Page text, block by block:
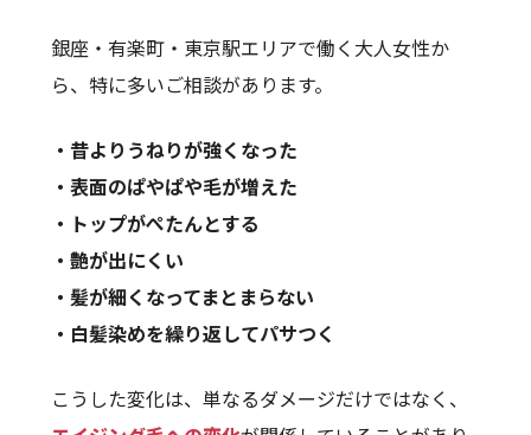
銀座・有楽町・東京駅エリアで働く大人女性か
ら、特に多いご相談があります。
・昔よりうねりが強くなった
・表面のぱやぱや毛が増えた
・トップがぺたんとする
・艶が出にくい
・髪が細くなってまとまらない
・白髪染めを繰り返してパサつく
こうした変化は、単なるダメージだけではなく、